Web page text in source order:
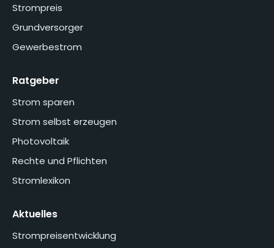
Strompreis
Grundversorger
Gewerbestrom
Ratgeber
Strom sparen
Strom selbst erzeugen
Photovoltaik
Rechte und Pflichten
Stromlexikon
Aktuelles
Strompreisentwicklung